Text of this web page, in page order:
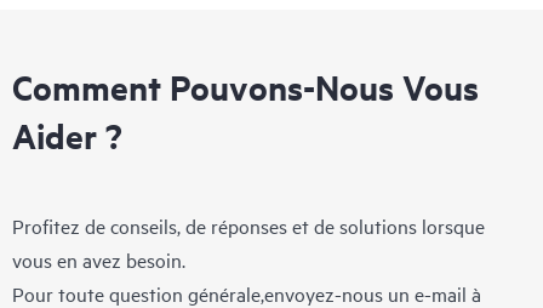
Comment Pouvons-Nous Vous
Aider ?
Profitez de conseils, de réponses et de solutions lorsque
vous en avez besoin.
Pour toute question générale,envoyez-nous un e-mail à